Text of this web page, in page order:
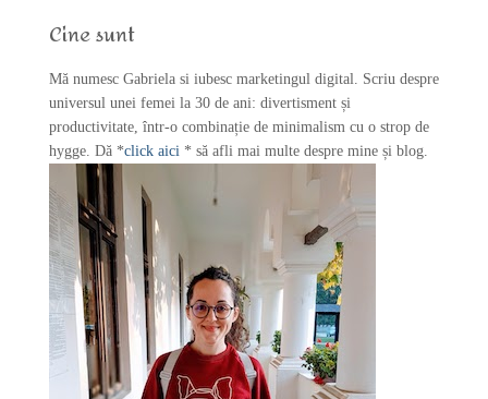
o
:
Cine sunt
Mă numesc Gabriela si iubesc marketingul digital. Scriu despre
universul unei femei la 30 de ani: divertisment și
productivitate, într-o combinație de minimalism cu o strop de
hygge. Dă *click aici * să afli mai multe despre mine și blog.